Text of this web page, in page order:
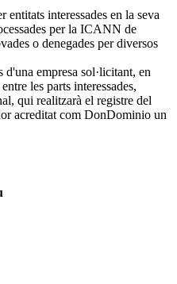
entitats interessades en la seva
per la ICANN de
o denegades per diversos
empresa sol·licitant, en
les parts interessades,
qui realitzarà el registre del
acreditat com DonDominio un